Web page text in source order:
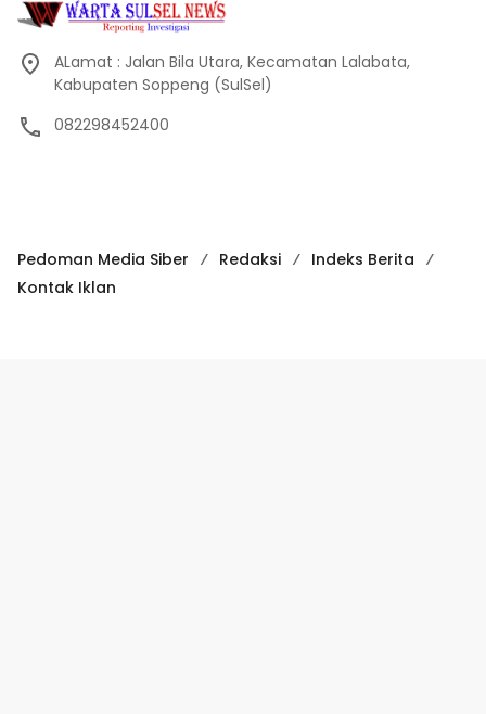
ALamat : Jalan Bila Utara, Kecamatan Lalabata,
Kabupaten Soppeng (SulSel)
082298452400
Pedoman Media Siber Redaksi
Indeks Berita
Kontak Iklan